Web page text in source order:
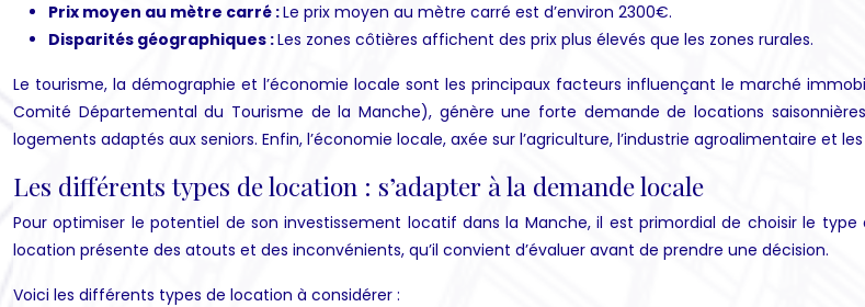
Prix moyen au mètre carré :Le prix moyen au mètre carré est d’environ 2300€.
Disparités géographiques :Les zones côtières affichent des prix plus élevés que les zones rurales.
Le tourisme, la démographie et l’économie locale sont les principaux facteurs influençant le marché
Comité Départemental du Tourisme de la Manche), génère une forte demande de locations
logements adaptés aux seniors. Enfin, l’économie locale, axée sur l’agriculture, l’industrie agroalimentaire et
Les différents types de location : s’adapter à la demande locale
Pour optimiser le potentiel de son investissement locatif dans la Manche, il est primordial de choisir le
location présente des atouts et des inconvénients, qu’il convient d’évaluer avant de prendre une décision.
Voici les différents types de location à considérer :